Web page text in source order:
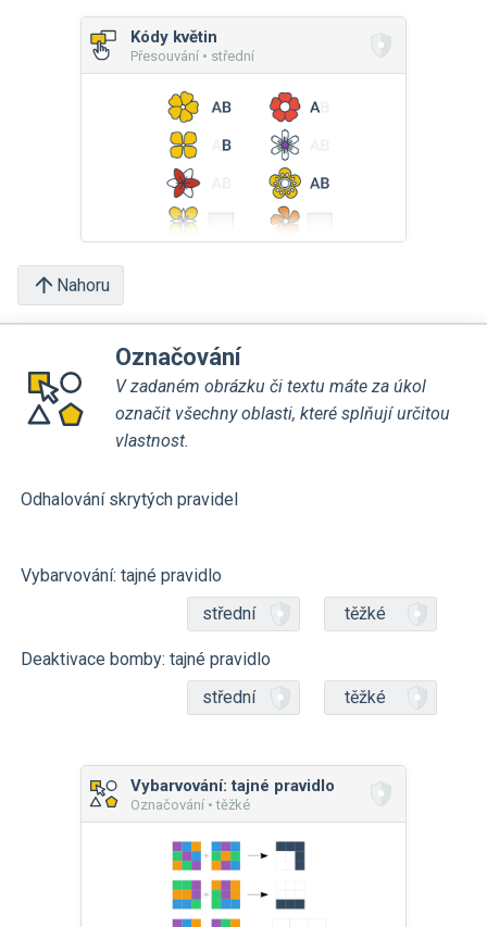
Kódy květin
Přesouvání • střední
Nahoru
Označování
V zadaném obrázku či textu máte za úkol
označit všechny oblasti, které splňují určitou
vlastnost.
Odhalování skrytých pravidel
Vybarvování: tajné pravidlo
střední
těžké
Deaktivace bomby: tajné pravidlo
střední
těžké
Vybarvování: tajné pravidlo
Označování • těžké